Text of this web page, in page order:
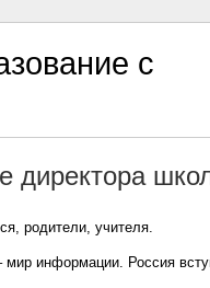
с
директора
родители, учителя.
информации­. Россия